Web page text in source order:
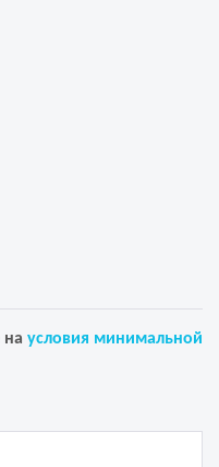
на условия минимальной